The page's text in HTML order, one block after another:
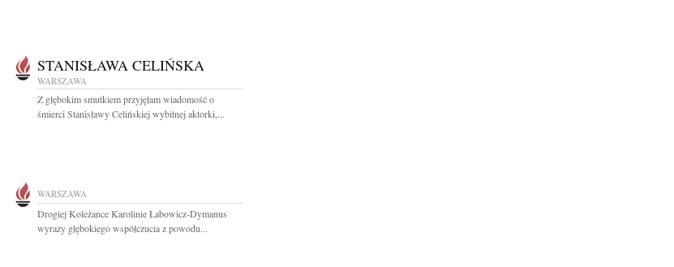
STANISŁAWA CELIŃSKA
WARSZAWA
Z głębokim smutkiem przyjęłam wiadomość o
śmierci Stanisławy Celińskiej wybitnej aktorki,...
WARSZAWA
Drogiej Koleżance Karolinie Łabowicz-Dymanus
wyrazy głębokiego współczucia z powodu...